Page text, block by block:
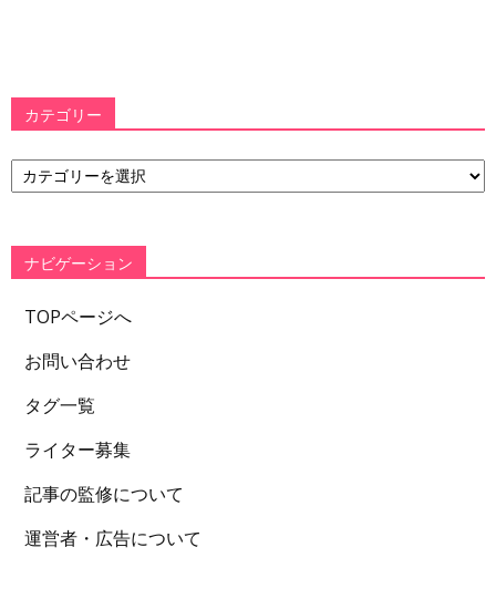
カテゴリー
カ
テ
ー
ナビゲーション
TOPページへ
お問い合わせ
タグ一覧
ライター募集
記事の監修について
運営者・広告について